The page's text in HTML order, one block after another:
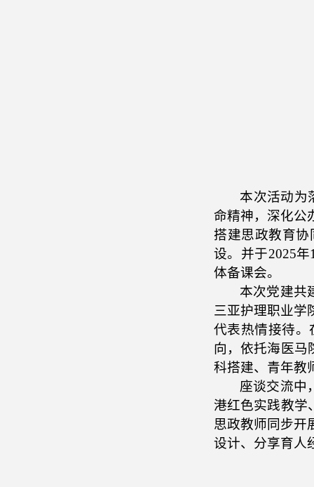
本次活动为
命精神，深化公
搭建思政教育
设。 并于2025
体备课会。
本次党建共
三亚护理职业学
代表热情接待。
向，依托海医马
科搭建、青年教
座谈交流中
港红色实践教学
思政教师同步开
设计、分享育人